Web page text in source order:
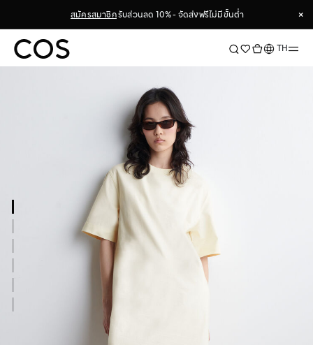
สมัครสมาชิกรับส่วนลด 10% - จัดส่งฟรีไม่มีขั้นต่ำ
×
×
ภาษาTH